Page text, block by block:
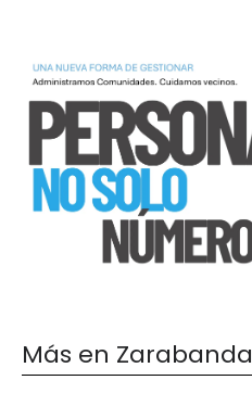
Más en Zarabanda